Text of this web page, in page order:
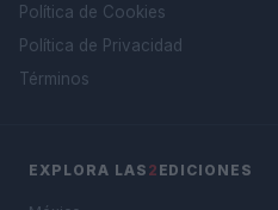
Política de Cookies
Política de Privacidad
Términos
EXPLORA LAS 2 EDICIONES